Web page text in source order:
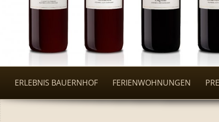
ERLEBNIS BAUERNHOF FERIENWOHNUNGEN